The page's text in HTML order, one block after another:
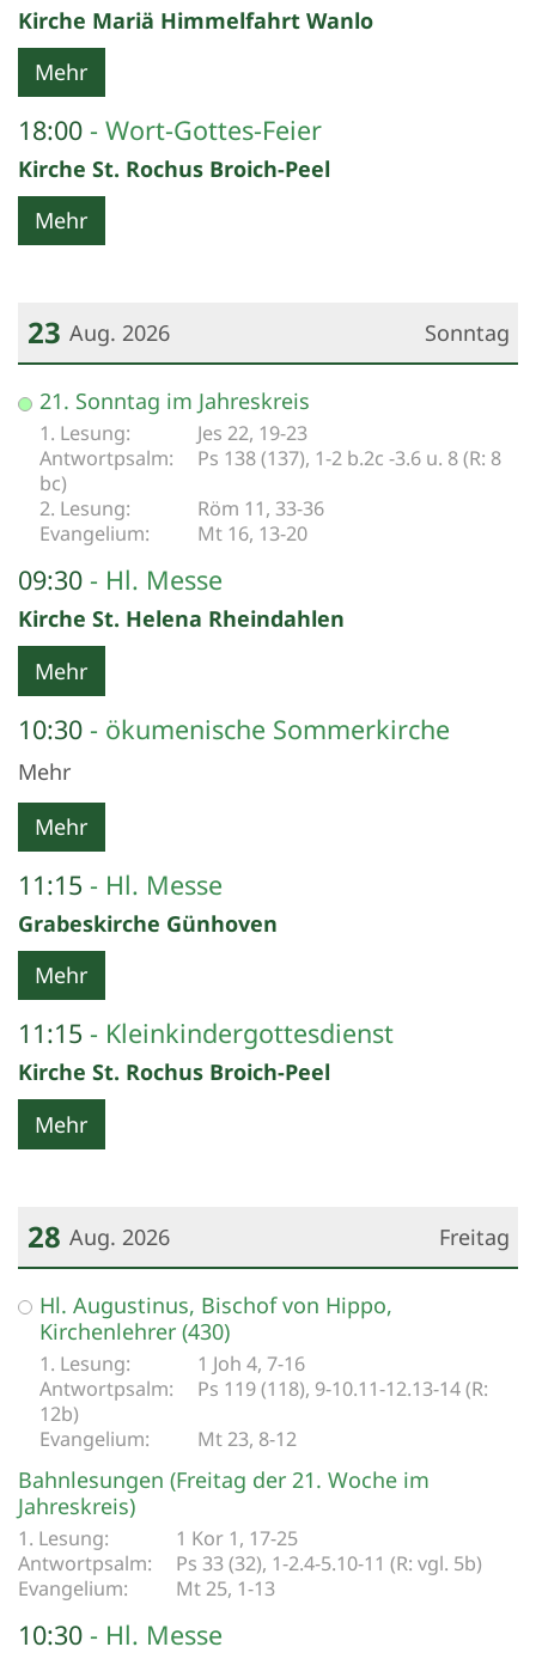
Kirche Mariä Himmelfahrt Wanlo
Mehr
18:00 Wort-Gottes-Feier
Kirche St. Rochus Broich-Peel
Mehr
Sonntag
23 Aug. 2026
Datum: 23. August 2026
21. Sonntag im Jahreskreis
Jes 22, 19-23
Ps 138 (137), 1-2 b.2c -3.6 u. 8 (R: 8
bc)
Röm 11, 33-36
Mt 16, 13-20
09:30 Hl. Messe
Kirche St. Helena Rheindahlen
Mehr
10:30 ökumenische Sommerkirche
Mehr
Mehr
11:15 Hl. Messe
Grabeskirche Günhoven
Mehr
11:15 Kleinkindergottesdienst
Kirche St. Rochus Broich-Peel
Mehr
Freitag
28 Aug. 2026
Datum: 28. August 2026
Hl. Augustinus, Bischof von Hippo,
Kirchenlehrer (430)
1 Joh 4, 7-16
Ps 119 (118), 9-10.11-12.13-14 (R:
12b)
Mt 23, 8-12
Bahnlesungen (Freitag der 21. Woche im
Jahreskreis)
1 Kor 1, 17-25
Ps 33 (32), 1-2.4-5.10-11 (R: vgl. 5b)
Mt 25, 1-13
10:30 Hl. Messe